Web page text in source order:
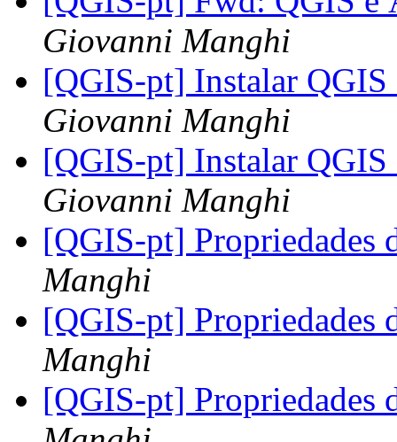
Giovanni Manghi
[QGIS-pt] Instalar
Giovanni Manghi
[QGIS-pt] Instalar
Giovanni Manghi
[QGIS-pt] Propriedades
Manghi
[QGIS-pt] Propriedades
Manghi
[QGIS-pt] Propriedades